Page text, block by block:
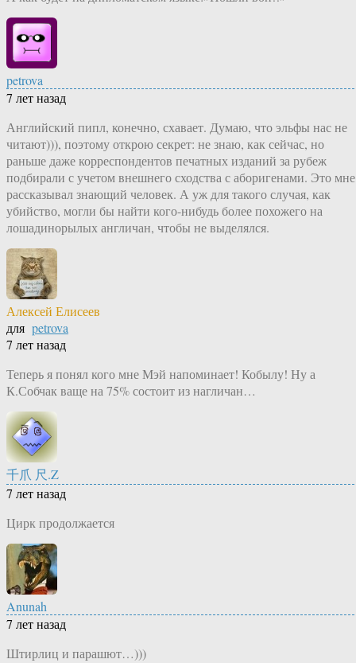
petrova
7 лет назад
Английский пипл, конечно, схавает. Думаю, что эльфы нас не
читают))), поэтому открою секрет: не знаю, как сейчас, но
раньше даже корреспондентов печатных изданий за рубеж
подбирали с учетом внешнего сходства с аборигенами. Это мне
рассказывал знающий человек. А уж для такого случая, как
убийство, могли бы найти кого-нибудь более похожего на
лошадинорылых англичан, чтобы не выделялся.
Алексей Елисеев
для petrova
7 лет назад
Теперь я понял кого мне Мэй напоминает! Кобылу! Ну а
К.Собчак ваще на 75% состоит из нагличан…
千爪 尺.Z
7 лет назад
Цирк продолжается
Anunah
7 лет назад
Штирлиц и парашют…)))